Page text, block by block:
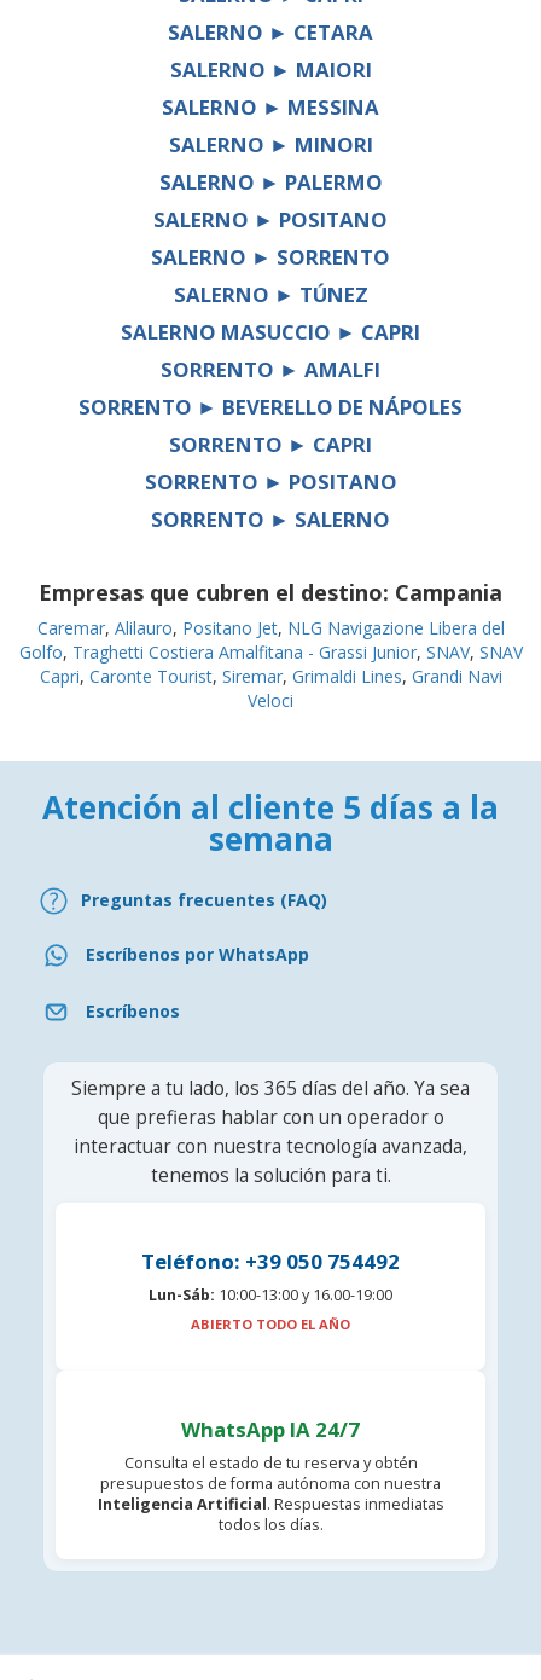
SALERNO ► CETARA
SALERNO ► MAIORI
SALERNO ► MESSINA
SALERNO ► MINORI
SALERNO ► PALERMO
SALERNO ► POSITANO
SALERNO ► SORRENTO
SALERNO ► TÚNEZ
SALERNO MASUCCIO ► CAPRI
SORRENTO ► AMALFI
SORRENTO ► BEVERELLO DE NÁPOLES
SORRENTO ► CAPRI
SORRENTO ► POSITANO
SORRENTO ► SALERNO
Empresas que cubren el destino: Campania
Caremar, Alilauro, Positano Jet, NLG Navigazione Libera del
Golfo, Traghetti Costiera Amalfitana - Grassi Junior, SNAV, SNAV
Capri, Caronte Tourist, Siremar, Grimaldi Lines, Grandi Navi
Veloci
Atención al cliente 5 días a la
semana
Preguntas frecuentes (FAQ)
Escríbenos por WhatsApp
Escríbenos
Siempre a tu lado, los 365 días del año. Ya sea
que prefieras hablar con un operador o
interactuar con nuestra tecnología avanzada,
tenemos la solución para ti.
Teléfono: +39 050 754492
Lun-Sáb: 10:00-13:00 y 16.00-19:00
ABIERTO TODO EL AÑO
WhatsApp IA 24/7
Consulta el estado de tu reserva y obtén
presupuestos de forma autónoma con nuestra
Inteligencia Artificial. Respuestas inmediatas
todos los días.